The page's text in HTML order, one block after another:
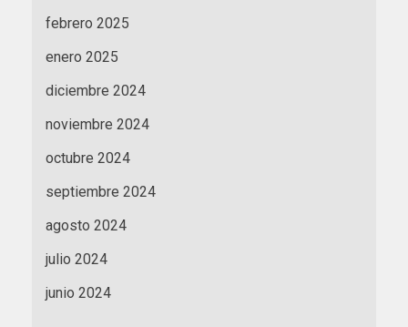
febrero 2025
enero 2025
diciembre 2024
noviembre 2024
octubre 2024
septiembre 2024
agosto 2024
julio 2024
junio 2024